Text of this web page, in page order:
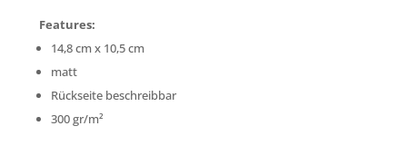
Features:
14,8 cm x 10,5 cm
matt
Rückseite beschreibbar
300 gr/m²